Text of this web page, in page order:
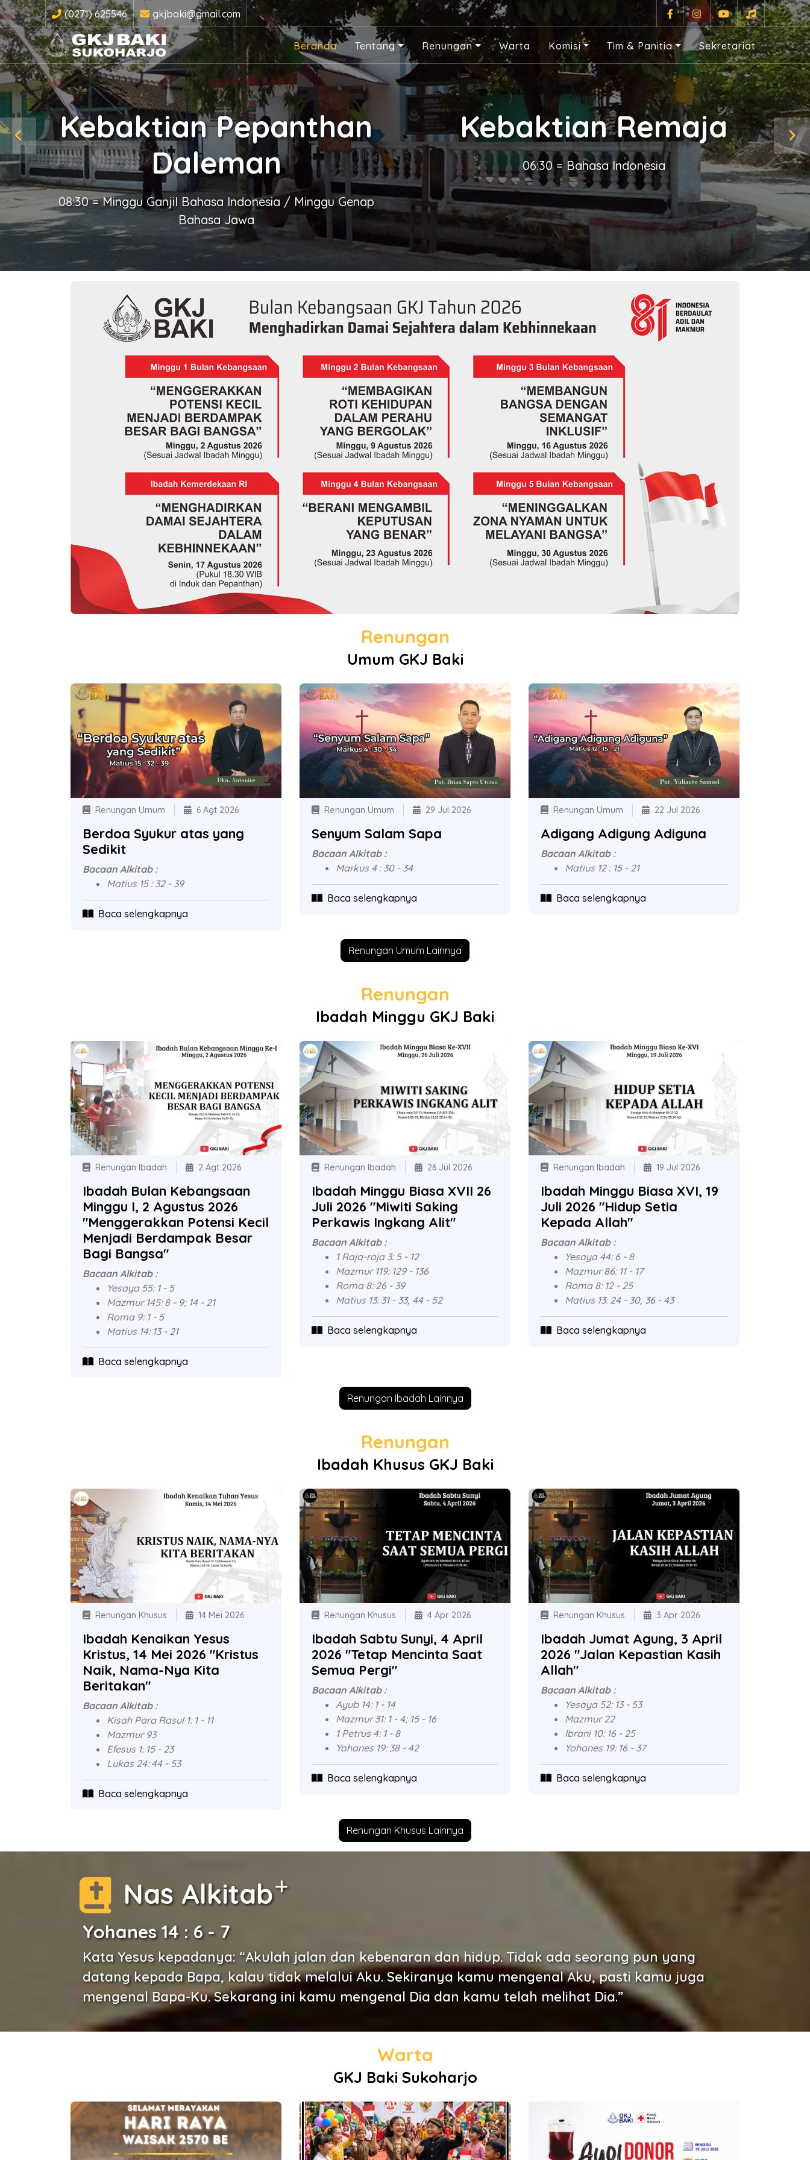
(0271) 625546 gkjbaki@gmail.com
Beranda Tentang Renungan Warta Komisi Tim & Panitia Sekretariat
Kebaktian Pepanthan
Daleman
08:30 = Minggu Ganjil Bahasa Indonesia / Minggu Genap
Bahasa Jawa
Kebaktian Remaja
06:30 = Bahasa Indonesia
Renungan
Umum GKJ Baki
Renungan Umum 6 Agt 2026
Berdoa Syukur atas yang
Sedikit
Bacaan Alkitab :
Matius 15 : 32 - 39
Baca selengkapnya
Renungan Umum 29 Jul 2026
Senyum Salam Sapa
Bacaan Alkitab :
Markus 4 : 30 - 34
Baca selengkapnya
Renungan Umum 22 Jul 2026
Adigang Adigung Adiguna
Bacaan Alkitab :
Matius 12 : 15 - 21
Baca selengkapnya
Renungan Umum Lainnya
Renungan
Ibadah Minggu GKJ Baki
Renungan Ibadah 2 Agt 2026
Ibadah Bulan Kebangsaan
Minggu I, 2 Agustus 2026
"Menggerakkan Potensi Kecil
Menjadi Berdampak Besar
Bagi Bangsa"
Bacaan Alkitab :
Yesaya 55: 1 - 5
Mazmur 145: 8 - 9; 14 - 21
Roma 9: 1 - 5
Matius 14: 13 - 21
Baca selengkapnya
Renungan Ibadah 26 Jul 2026
Ibadah Minggu Biasa XVII 26
Juli 2026 "Miwiti Saking
Perkawis Ingkang Alit"
Bacaan Alkitab :
1 Raja-raja 3: 5 - 12
Mazmur 119: 129 - 136
Roma 8: 26 - 39
Matius 13: 31 - 33, 44 - 52
Baca selengkapnya
Renungan Ibadah 19 Jul 2026
Ibadah Minggu Biasa XVI, 19
Juli 2026 "Hidup Setia
Kepada Allah"
Bacaan Alkitab :
Yesaya 44: 6 - 8
Mazmur 86: 11 - 17
Roma 8: 12 - 25
Matius 13: 24 - 30, 36 - 43
Baca selengkapnya
Renungan Ibadah Lainnya
Renungan
Ibadah Khusus GKJ Baki
Renungan Khusus 14 Mei 2026
Ibadah Kenaikan Yesus
Kristus, 14 Mei 2026 "Kristus
Naik, Nama-Nya Kita
Beritakan"
Bacaan Alkitab :
Kisah Para Rasul 1: 1 - 11
Mazmur 93
Efesus 1: 15 - 23
Lukas 24: 44 - 53
Baca selengkapnya
Renungan Khusus 4 Apr 2026
Ibadah Sabtu Sunyi, 4 April
2026 "Tetap Mencinta Saat
Semua Pergi"
Bacaan Alkitab :
Ayub 14: 1 - 14
Mazmur 31: 1 - 4; 15 - 16
1 Petrus 4: 1 - 8
Yohanes 19: 38 - 42
Baca selengkapnya
Renungan Khusus 3 Apr 2026
Ibadah Jumat Agung, 3 April
2026 "Jalan Kepastian Kasih
Allah"
Bacaan Alkitab :
Yesaya 52: 13 - 53
Mazmur 22
Ibrani 10: 16 - 25
Yohanes 19: 16 - 37
Baca selengkapnya
Renungan Khusus Lainnya
Nas Alkitab
Yohanes 14 : 6 - 7
Kata Yesus kepadanya: “Akulah jalan dan kebenaran dan hidup. Tidak ada seorang pun yang
datang kepada Bapa, kalau tidak melalui Aku. Sekiranya kamu mengenal Aku, pasti kamu juga
mengenal Bapa-Ku. Sekarang ini kamu mengenal Dia dan kamu telah melihat Dia.”
Warta
GKJ Baki Sukoharjo